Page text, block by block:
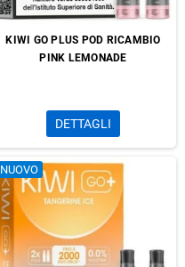
KIWI GO PLUS POD RICAMBIO
PINK LEMONADE
DETTAGLI
NUOVO